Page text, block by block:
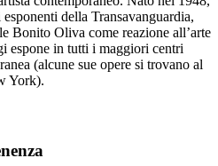
della Transavanguardia,
Bonito Oliva come reazione all’arte
espone in tutti i maggiori centri
(alcune sue opere si trovano al
York).